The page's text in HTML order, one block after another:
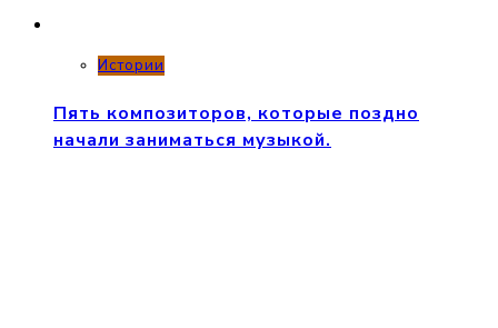
Истории
Пять композиторов, которые поздно
начали заниматься музыкой.